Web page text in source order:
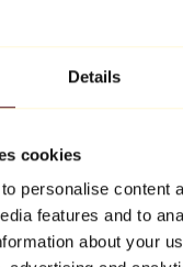
Details
cookies
personalise content
features and to
about your
Haring
i designer